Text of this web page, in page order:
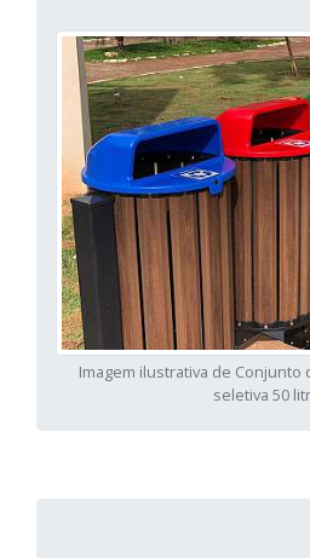
Imagem ilustrativa de Conjunto
seletiva 50